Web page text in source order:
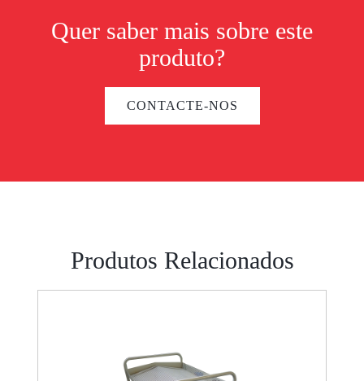
Quer saber mais sobre este
produto?
CONTACTE-NOS
Produtos Relacionados